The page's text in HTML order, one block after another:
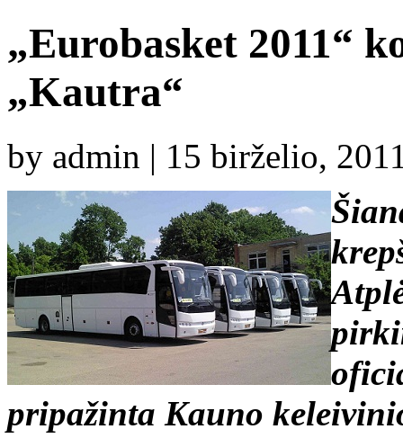
„Eurobasket 2011“
„Kautra“
by admin | 15 birželio,
pripažinta Kauno